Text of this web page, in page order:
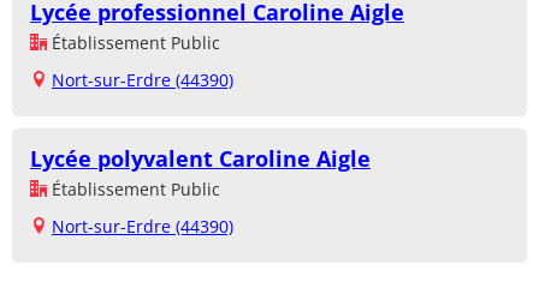
Lycée professionnel Caroline Aigle
Établissement Public
Nort-sur-Erdre (44390)
Lycée polyvalent Caroline Aigle
Établissement Public
Nort-sur-Erdre (44390)